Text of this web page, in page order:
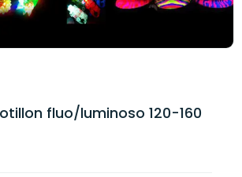
fluo/luminoso 120-160